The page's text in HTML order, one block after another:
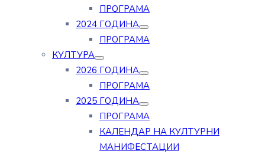
ПРОГРАМА
2024 ГОДИНА
ПРОГРАМА
КУЛТУРА
2026 ГОДИНА
ПРОГРАМА
2025 ГОДИНА
ПРОГРАМА
КАЛЕНДАР НА КУЛТУРНИ
МАНИФЕСТАЦИИ